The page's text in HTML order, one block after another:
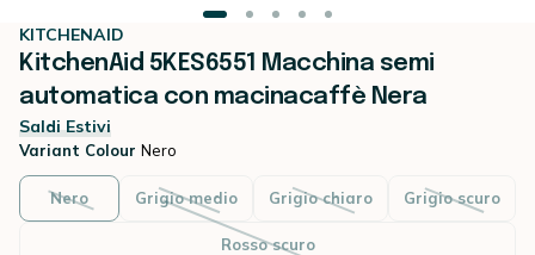
KITCHENAID
KitchenAid 5KES6551 Macchina semi
automatica con macinacaffè Nera
Saldi Estivi
Variant Colour Nero
Nero Grigio medio Grigio chiaro Grigio scuro
Rosso scuro